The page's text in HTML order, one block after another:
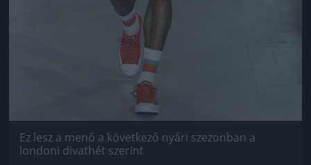
Ez lesz a menő a következő nyári szezonban a
londoni divathét szerint